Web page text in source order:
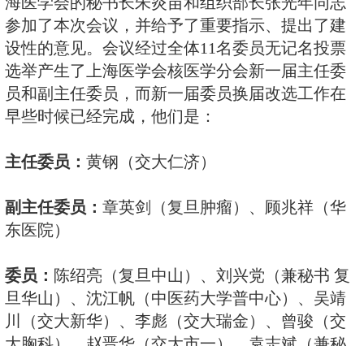
2006 年 2 月 9 日 在上海医学会
下，进行了上海医学会核医学分会
的改选工作。会议由医学会季秀芳
参加了本次会议，并给予了重要指
设性的意见。会议经过全体11名委
选举产生了上海医学会核医学分会
员和副主任委员，而新一届委员换
早些时候已经完成，他们是：